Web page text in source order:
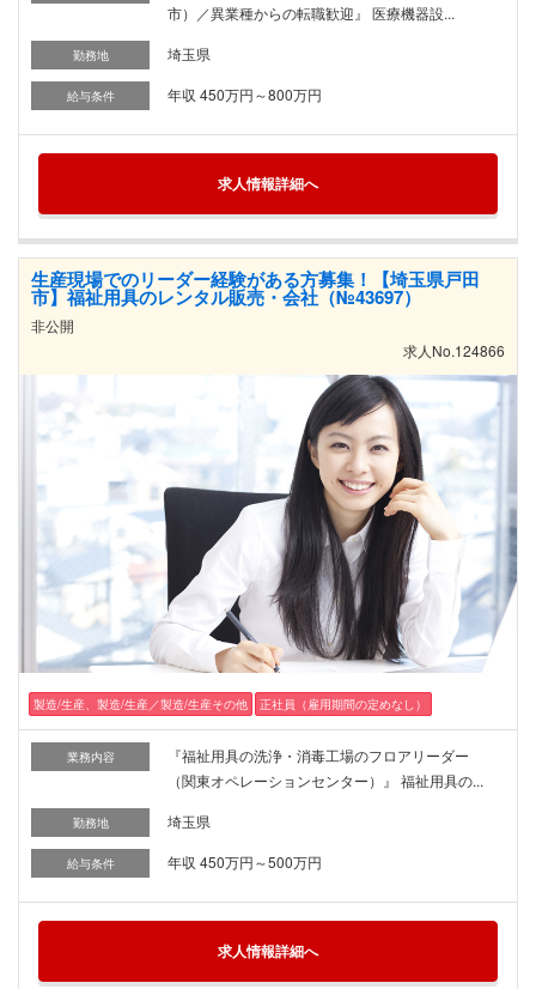
市）／異業種からの転職歓迎』 医療機器設...
勤務地 埼玉県
給与条件 年収 450万円～800万円
求人情報詳細へ
生産現場でのリーダー経験がある方募集！【埼玉県戸田
市】福祉用具のレンタル販売・会社（№43697）
非公開
求人No.124866
製造/生産、製造/生産／製造/生産その他 正社員（雇用期間の定めなし）
業務内容
『福祉用具の洗浄・消毒工場のフロアリーダー
（関東オペレーションセンター）』 福祉用具の...
勤務地 埼玉県
給与条件 年収 450万円～500万円
求人情報詳細へ